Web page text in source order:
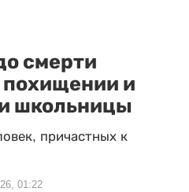
смерти
похищении и
школьницы
причастных к
01:22